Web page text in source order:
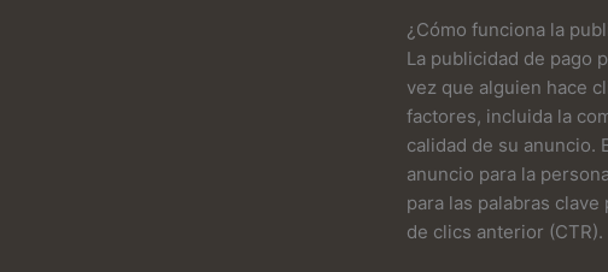
¿Cómo funciona la
La publicidad de pago
vez que alguien hace
factores, incluida la
calidad de su anuncio.
anuncio para la
para las palabras
de clics anterior (CTR).